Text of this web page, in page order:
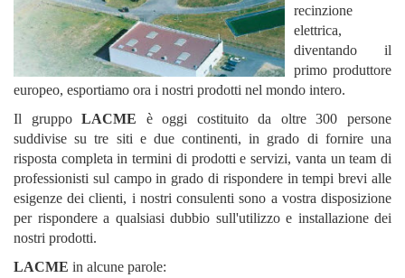
recinzione
elettrica,
diventando il
primo produttore
europeo, esportiamo ora i nostri prodotti nel mondo intero.
Il gruppoLACME è oggi costituito da oltre 300 persone
suddivise su tre siti e due continenti, in grado di fornire una
risposta completa in termini di prodotti e servizi, vanta un team di
professionisti sul campo in grado di rispondere in tempi brevi alle
esigenze dei clienti, i nostri consulenti sono a vostra disposizione
per rispondere a qualsiasi dubbio sull'utilizzo e installazione dei
nostri prodotti.
LACME in alcune parole: